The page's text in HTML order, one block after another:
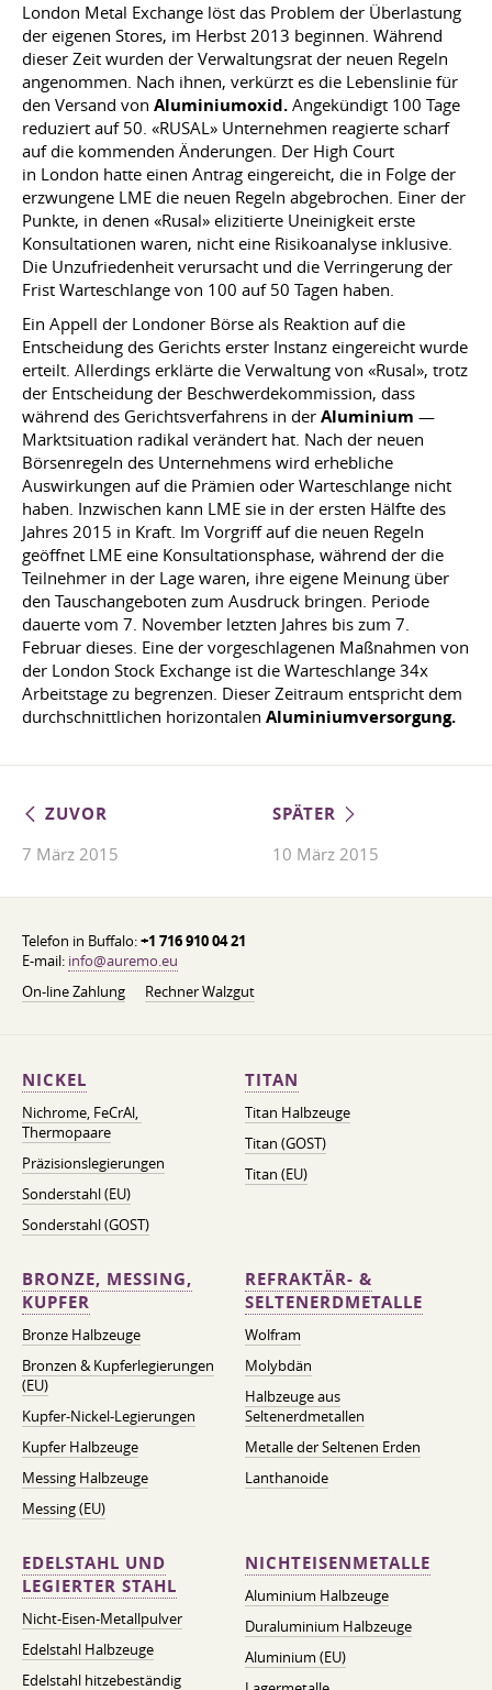
London Metal Exchange löst das Problem der Überlastung
der eigenen Stores, im Herbst 2013 beginnen. Während
dieser Zeit wurden der Verwaltungsrat der neuen Regeln
angenommen. Nach ihnen, verkürzt es die Lebenslinie für
den Versand von Aluminiumoxid. Angekündigt 100 Tage
reduziert auf 50. «RUSAL» Unternehmen reagierte scharf
auf die kommenden Änderungen. Der High Court
in London hatte einen Antrag eingereicht, die in Folge der
erzwungene LME die neuen Regeln abgebrochen. Einer der
Punkte, in denen «Rusal» elizitierte Uneinigkeit erste
Konsultationen waren, nicht eine Risikoanalyse inklusive.
Die Unzufriedenheit verursacht und die Verringerung der
Frist Warteschlange von 100 auf 50 Tagen haben.
Ein Appell der Londoner Börse als Reaktion auf die
Entscheidung des Gerichts erster Instanz eingereicht wurde
erteilt. Allerdings erklärte die Verwaltung von «Rusal», trotz
der Entscheidung der Beschwerdekommission, dass
während des Gerichtsverfahrens in der Aluminium —
Marktsituation radikal verändert hat. Nach der neuen
Börsenregeln des Unternehmens wird erhebliche
Auswirkungen auf die Prämien oder Warteschlange nicht
haben. Inzwischen kann LME sie in der ersten Hälfte des
Jahres 2015 in Kraft. Im Vorgriff auf die neuen Regeln
geöffnet LME eine Konsultationsphase, während der die
Teilnehmer in der Lage waren, ihre eigene Meinung über
den Tauschangeboten zum Ausdruck bringen. Periode
dauerte vom 7. November letzten Jahres bis zum 7.
Februar dieses. Eine der vorgeschlagenen Maßnahmen von
der London Stock Exchange ist die Warteschlange 34x
Arbeitstage zu begrenzen. Dieser Zeitraum entspricht dem
durchschnittlichen horizontalen Aluminiumversorgung.
ZUVOR
7 März 2015
SPÄTER
10 März 2015
Telefon in Buffalo:+1 716 910 04 21
E-mail: info@auremo.eu
On-line Zahlung
Rechner Walzgut
NICKEL
Nichrome, FeСrAl, ​​
Thermopaare
Präzisionslegierungen
Sonderstahl (EU)
Sonderstahl (GOST)
TITAN
Titan Halbzeuge
Titan (GOST)
Titan (EU)
BRONZE, MESSING,
KUPFER
Bronze Halbzeuge
Bronzen & Kupferlegierungen
(EU)
Kupfer-Nickel-Legierungen
Kupfer Halbzeuge
Messing Halbzeuge
Messing (EU)
REFRAKTÄR- &
SELTENERDMETALLE
Wolfram
Molybdän
Halbzeuge aus
Seltenerdmetallen
Metalle der Seltenen Erden
Lanthanoide
EDELSTAHL UND
LEGIERTER STAHL
Nicht-Eisen-Metallpulver
Edelstahl Halbzeuge
Edelstahl hitzebeständig
NICHTEISENMETALLE
Aluminium Halbzeuge
Duraluminium Halbzeuge
Aluminium (EU)